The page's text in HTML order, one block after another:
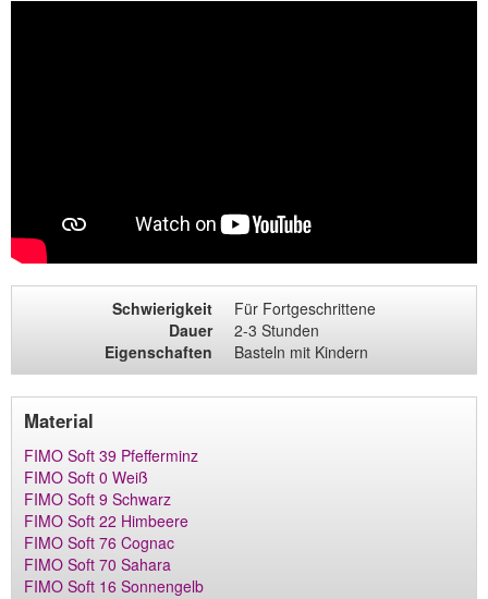
Schwierigkeit
Für Fortgeschrittene
Dauer
2-3 Stunden
Eigenschaften
Basteln mit Kindern
Material
FIMO Soft 39 Pfefferminz
FIMO Soft 0 Weiß
FIMO Soft 9 Schwarz
FIMO Soft 22 Himbeere
FIMO Soft 76 Cognac
FIMO Soft 70 Sahara
FIMO Soft 16 Sonnengelb